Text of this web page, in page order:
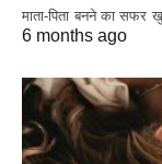
माता-पिता बनने का
6 months ago